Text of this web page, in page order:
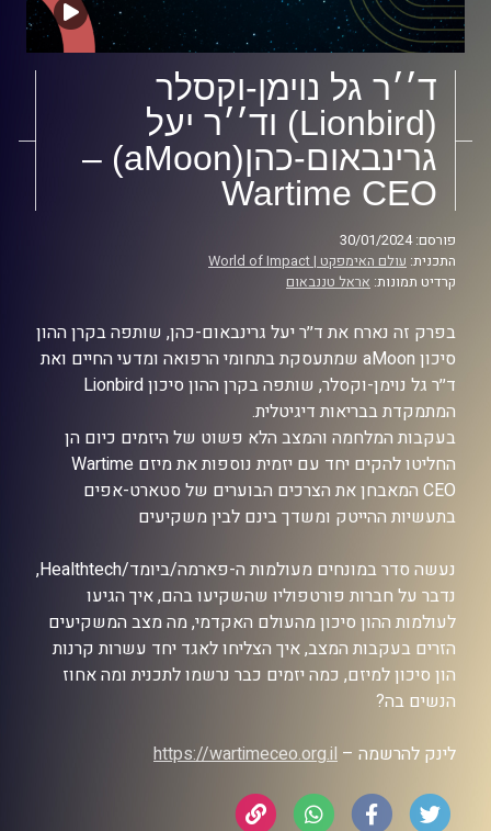
ד׳׳ר גל נוימן-וקסלר
(Lionbird) וד׳׳ר יעל
גרינבאום-כהן(aMoon) –
Wartime CEO
פורסם: 30/01/2024
התכנית: עולם האימפקט | World of Impact
קרדיט תמונות: אראל טננבאום
בפרק זה נארח את ד׳׳ר יעל גרינבאום-כהן, שותפה בקרן ההון
סיכון aMoon שמתעסקת בתחומי הרפואה ומדעי החיים ואת
ד׳׳ר גל נוימן-וקסלר, שותפה בקרן ההון סיכון Lionbird
המתמקדת בבריאות דיגיטלית.
בעקבות המלחמה והמצב הלא פשוט של היזמים כיום הן
החליטו להקים יחד עם יזמית נוספות את מיזם Wartime
CEO המאבחן את הצרכים הבוערים של סטארט-אפים
בתעשיות ההייטק ומשדך בינם לבין משקיעים
נעשה סדר במונחים מעולמות ה-פארמה/ביומד/Healthtech,
נדבר על חברות פורטפוליו שהשקיעו בהם, איך הגיעו
לעולמות ההון סיכון מהעולם האקדמי, מה מצב המשקיעים
הזרים בעקבות המצב, איך הצליחו לאגד יחד עשרות קרנות
הון סיכון למיזם, כמה יזמים כבר נרשמו לתכנית ומה אחוז
הנשים בה?
לינק להרשמה – https://wartimeceo.org.il